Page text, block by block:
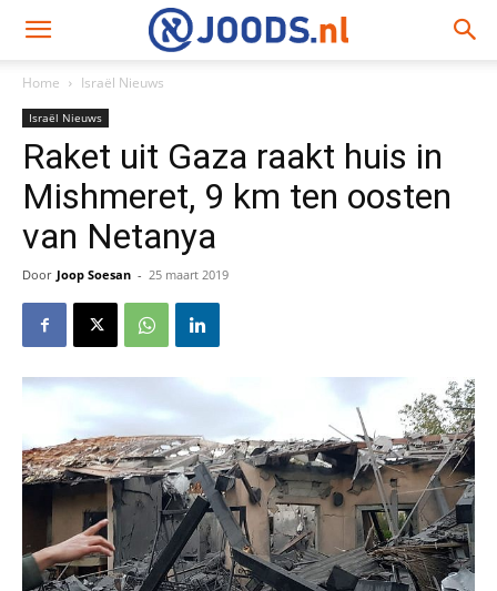
Home Israël Nieuws
Israël Nieuws
Raket uit Gaza raakt huis in
Mishmeret, 9 km ten oosten
van Netanya
Door Joop Soesan - 25 maart 2019